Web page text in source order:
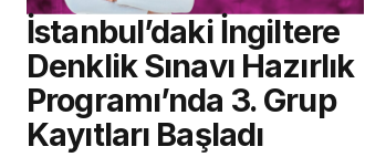
İstanbul’daki İngiltere
Denklik Sınavı Hazırlık
Programı’nda 3. Grup
Kayıtları Başladı